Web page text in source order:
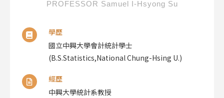
PROFESSOR Samuel I-Hsyong Su
學歷
國立中興大學會計統計學士
(B.S.Statistics,National Chung-Hsing U.)
經歷
中興大學統計系教授